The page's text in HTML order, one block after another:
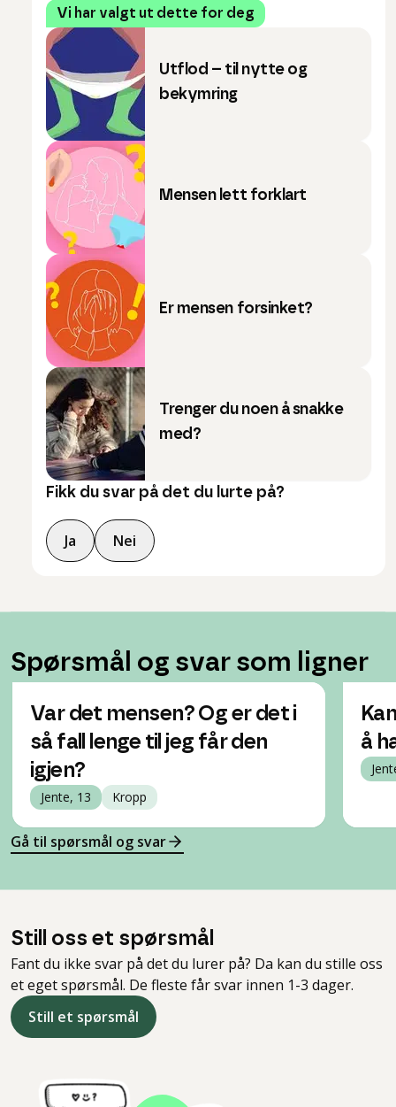
Vi har valgt ut dette for deg
Utflod – til nytte og
bekymring
Mensen lett forklart
Er mensen forsinket?
Trenger du noen å snakke
med?
Fikk du svar på det du lurte på?
Ja Nei
Spørsmål og svar som ligner
Var det mensen? Og er det i
så fall lenge til jeg får den
igjen?
Jente, 13 Kropp
å
Gå til spørsmål og svar
Still oss et spørsmål
Fant du ikke svar på det du lurer på? Da kan du stille oss
et eget spørsmål. De fleste får svar innen 1-3 dager.
Still et spørsmål